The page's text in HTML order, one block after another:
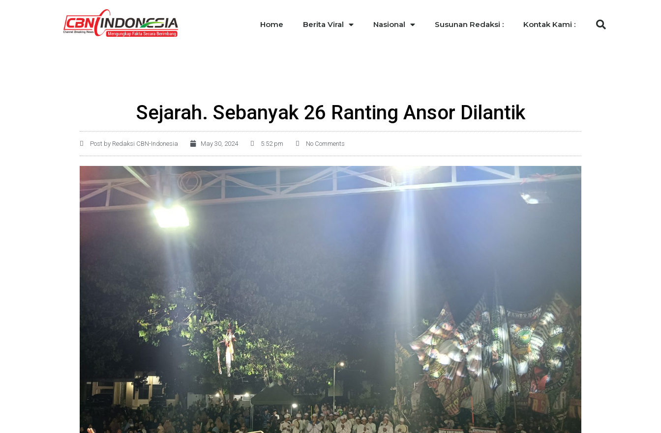
Home Berita Viral Nasional Susunan Redaksi : Kontak Kami :
Sejarah. Sebanyak 26 Ranting Ansor Dilantik
Post by Redaksi CBN-Indonesia May 30, 2024 5:52 pm No Comments